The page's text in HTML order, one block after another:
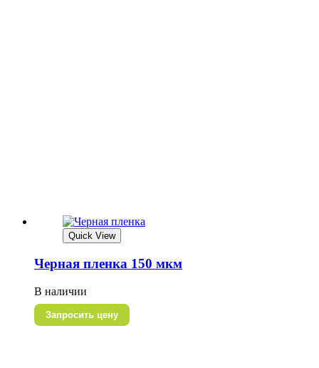
Quick View
Черная пленка 150 мкм
В наличии
Запросить цену